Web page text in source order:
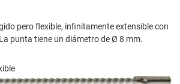
pero flexible, infinitamente extensible con
punta tiene un diámetro de Ø 8 mm.